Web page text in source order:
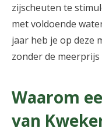
zijscheuten te
met voldoende
jaar heb je op deze
zonder de
Waarom
van